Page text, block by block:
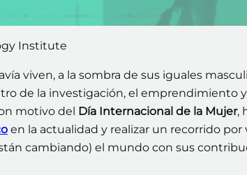
Institute
viven, a la sombra de sus iguales
de la investigación, el emprendimiento
motivo del Día Internacional de la Mujer,
en la actualidad y realizar un recorrido por
cambiando) el mundo con sus